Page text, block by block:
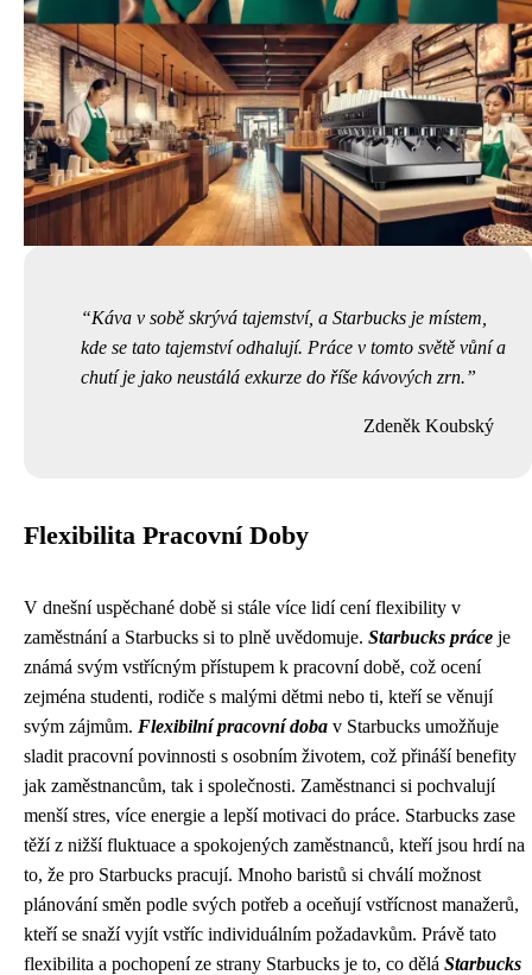
Káva v sobě skrývá tajemství, a Starbucks je místem,
kde se tato tajemství odhalují. Práce v tomto světě vůní a
chutí je jako neustálá exkurze do říše kávových zrn.
Zdeněk Koubský
Flexibilita Pracovní Doby
V dnešní uspěchané době si stále více lidí cení flexibility v
zaměstnání a Starbucks si to plně uvědomuje. Starbucks práce je
známá svým vstřícným přístupem k pracovní době, což ocení
zejména studenti, rodiče s malými dětmi nebo ti, kteří se věnují
svým zájmům. Flexibilní pracovní doba v Starbucks umožňuje
sladit pracovní povinnosti s osobním životem, což přináší benefity
jak zaměstnancům, tak i společnosti. Zaměstnanci si pochvalují
menší stres, více energie a lepší motivaci do práce. Starbucks zase
těží z nižší fluktuace a spokojených zaměstnanců, kteří jsou hrdí na
to, že pro Starbucks pracují. Mnoho baristů si chválí možnost
plánování směn podle svých potřeb a oceňují vstřícnost manažerů,
kteří se snaží vyjít vstříc individuálním požadavkům. Právě tato
flexibilita a pochopení ze strany Starbucks je to, co dělá Starbucks